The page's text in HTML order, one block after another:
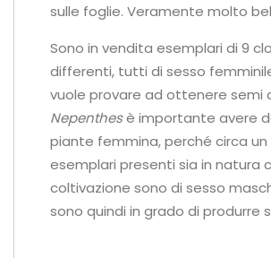
sulle foglie. Veramente molto
Sono in vendita esemplari di 9
differenti, tutti di sesso
vuole provare ad ottenere semi
Nepenthesè importante avere
piante femmina, perché circa un
esemplari presenti sia in natura
coltivazione sono di sesso
sono quindi in grado di produrre